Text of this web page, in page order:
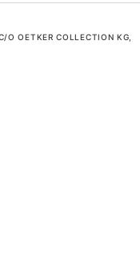
O OETKER COLLECTION KG,